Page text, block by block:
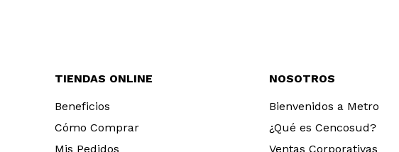
TIENDAS ONLINE
Beneficios
Cómo Comprar
Mis Pedidos
NOSOTROS
Bienvenidos a Metro
¿Qué es Cencosud?
Ventas Corporativas